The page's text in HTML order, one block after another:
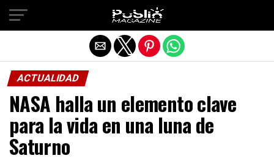
ACTUALIDAD
NASA halla un elemento clave
para la vida en una luna de
Saturno
Salir de la versión móvil